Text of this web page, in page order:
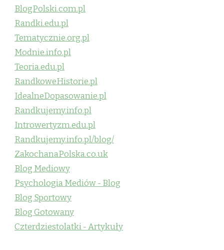
BlogPolski.com.pl
Randki.edu.pl
Tematycznie.org.pl
Modnie.info.pl
Teoria.edu.pl
RandkoweHistorie.pl
IdealneDopasowanie.pl
Randkujemy.info.pl
Introwertyzm.edu.pl
Randkujemy.info.pl/blog/
ZakochanaPolska.co.uk
Blog Mediowy
Psychologia Mediów - Blog
Blog Sportowy
Blog Gotowany
Czterdziestolatki - Artykuły